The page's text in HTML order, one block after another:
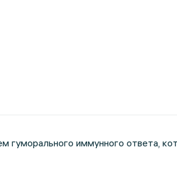
гуморального иммунного ответа,